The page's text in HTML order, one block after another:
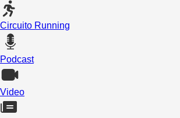
Circuito Running
Podcast
Video